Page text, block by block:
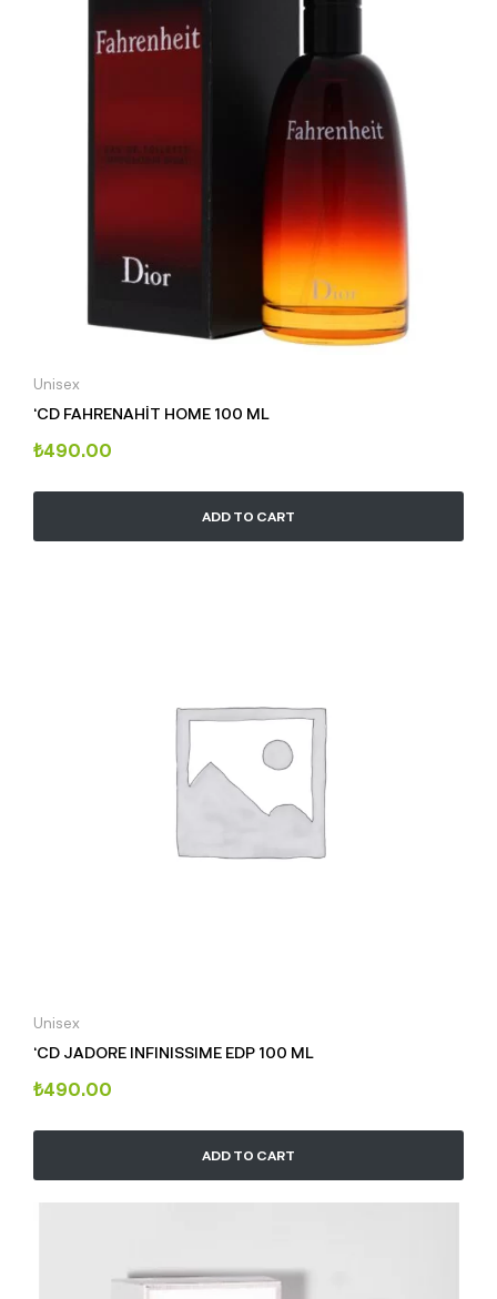
Unisex
‘CD FAHRENAHİT HOME 100 ML
₺490.00
ADD TO CART
Unisex
‘CD JADORE INFINISSIME EDP 100 ML
₺490.00
ADD TO CART